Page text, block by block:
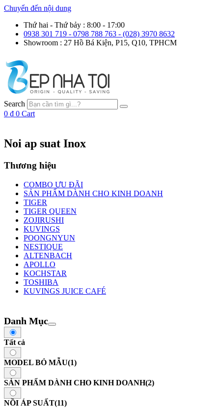
Chuyển đến nội dung
Thứ hai - Thứ bảy : 8:00 - 17:00
0938 301 719 - 0798 788 763 - (028) 3970 8632
Showroom : 27 Hồ Bá Kiện, P15, Q10, TPHCM
Search
0 ₫ 0 Cart
Noi ap suat Inox
Thương hiệu
COMBO ƯU ĐÃI
SẢN PHẨM DÀNH CHO KINH DOANH
TIGER
TIGER QUEEN
ZOJIRUSHI
KUVINGS
POONGNYUN
NESTIQUE
ALTENBACH
APOLLO
KOCHSTAR
TOSHIBA
KUVINGS JUICE CAFÉ
Danh Mục
Tất cả
MODEL BỎ MẪU(1)
SẢN PHẨM DÀNH CHO KINH DOANH(2)
NỒI ÁP SUẤT(11)